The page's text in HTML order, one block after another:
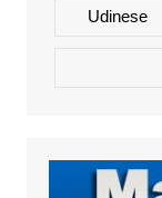
Udinese